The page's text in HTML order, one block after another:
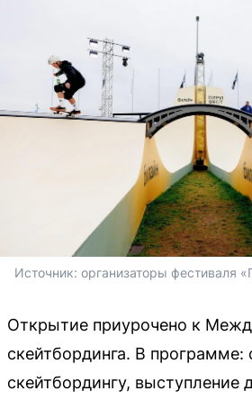
Источник: организаторы фестиваля
Открытие приурочено к
скейтбординга. В программе:
скейтбордингу, выступление